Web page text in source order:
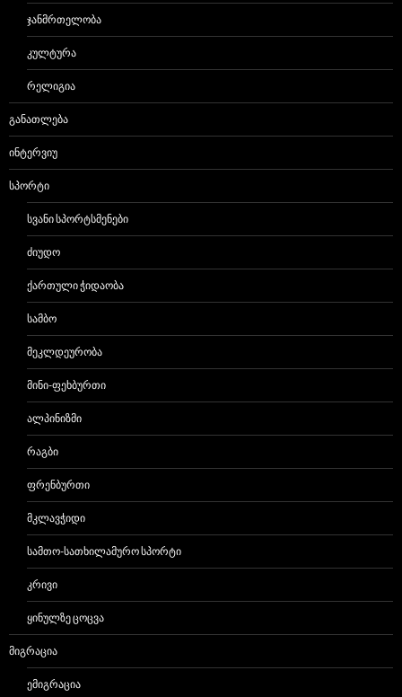
ᲯᲐᲜᲛᲠᲗᲔᲚᲝᲑᲐ
ᲙᲣᲚᲢᲣᲠᲐ
ᲠᲔᲚᲘᲒᲘᲐ
ᲒᲐᲜᲐᲗᲚᲔᲑᲐ
ᲘᲜᲢᲔᲠᲕᲘᲣ
ᲡᲞᲝᲠᲢᲘ
ᲡᲕᲐᲜᲘ ᲡᲞᲝᲠᲢᲡᲛᲔᲜᲔᲑᲘ
ᲫᲘᲣᲓᲝ
ᲥᲐᲠᲗᲣᲚᲘ ᲭᲘᲓᲐᲝᲑᲐ
ᲡᲐᲛᲑᲝ
ᲛᲔᲙᲚᲓᲔᲣᲠᲝᲑᲐ
ᲛᲘᲜᲘ-ᲤᲔᲮᲑᲣᲠᲗᲘ
ᲐᲚᲞᲘᲜᲘᲖᲛᲘ
ᲠᲐᲒᲑᲘ
ᲤᲠᲔᲜᲑᲣᲠᲗᲘ
ᲛᲙᲚᲐᲕᲭᲘᲓᲘ
ᲡᲐᲛᲗᲝ-ᲡᲐᲗᲮᲘᲚᲐᲛᲣᲠᲝ ᲡᲞᲝᲠᲢᲘ
ᲙᲠᲘᲕᲘ
ᲧᲘᲜᲣᲚᲖᲔ ᲪᲝᲪᲕᲐ
ᲛᲘᲒᲠᲐᲪᲘᲐ
ᲔᲛᲘᲒᲠᲐᲪᲘᲐ